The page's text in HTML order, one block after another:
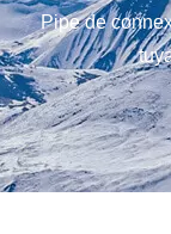
Pipe de